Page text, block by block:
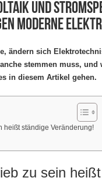
und
moderne
ändern sich
stemmen muss,
in diesem Artikel gehen.
heißt ständige Veränderung!
zu sein